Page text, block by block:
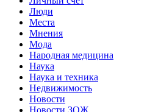
Люди
Места
Мнения
Мода
Народная медицина
Наука
Наука и техника
Недвижимость
Новости